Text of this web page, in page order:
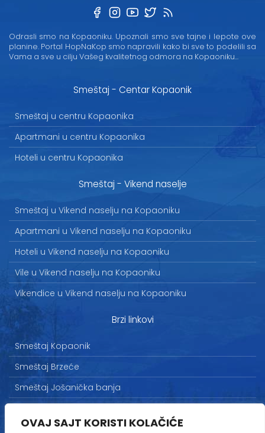
OVAJ SAJT KORISTI KOLAČIĆE
Odrasli smo na Kopaoniku. Upoznali smo sve tajne i lepote ove
planine. Portal HopNaKop smo napravili kako bi sve to podelili sa
Vama a sve u cilju Vašeg kvalitetnog odmora na Kopaoniku...
Smeštaj - Centar Kopaonik
Smeštaj u centru Kopaonika
Apartmani u centru Kopaonika
Hoteli u centru Kopaonika
Smeštaj - Vikend naselje
Smeštaj u Vikend naselju na Kopaoniku
Apartmani u Vikend naselju na Kopaoniku
Hoteli u Vikend naselju na Kopaoniku
Vile u Vikend naselju na Kopaoniku
Vikendice u Vikend naselju na Kopaoniku
Brzi linkovi
Smeštaj Kopaonik
Smeštaj Brzeće
Smeštaj Jošanička banja
Marketing